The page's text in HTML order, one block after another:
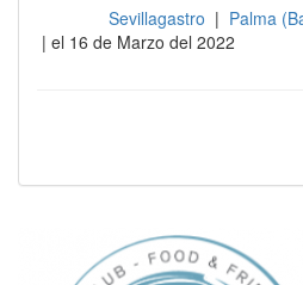
Sevillagastro | Palma
| el 16 de Marzo del 2022